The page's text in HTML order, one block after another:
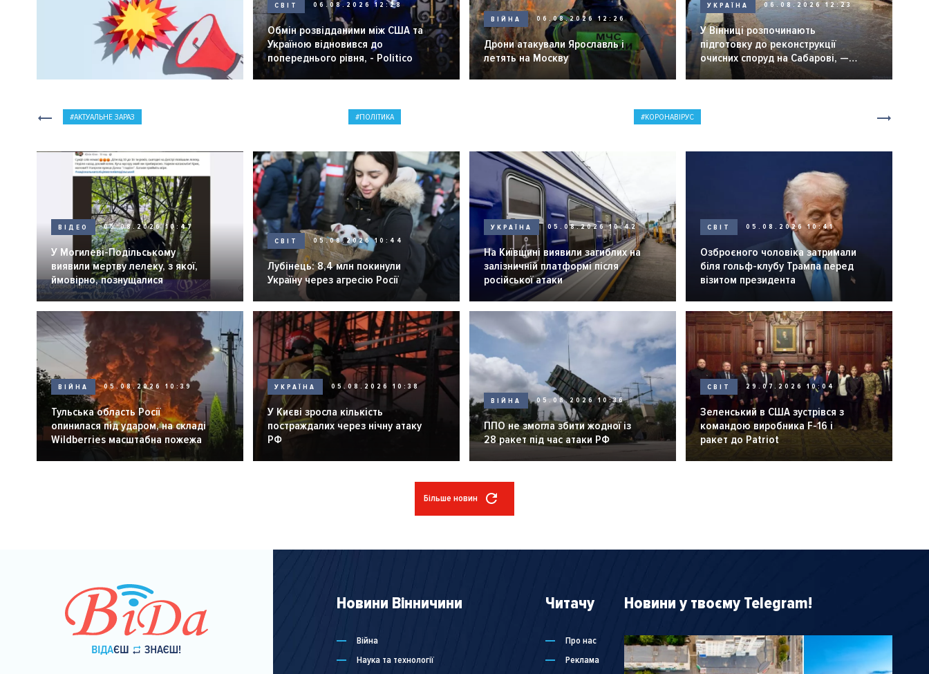
СВІТ 06.08.2026 12:28
Обмін розвідданими між США та
Україною відновився до
попереднього рівня, - Politico
ВІЙНА 06.08.2026 12:26
Дрони атакували Ярославль і
летять на Москву
УКРАЇНА 06.08.2026 12:23
У Вінниці розпочинають
підготовку до реконструкції
очисних споруд на Сабарові, —
мер Вінниці.
АКТУАЛЬНЕ ЗАРАЗ ПОЛІТИКА КОРОНАВІРУС
ВІДЕО 05.08.2026 10:47
У Могилеві-Подільському
виявили мертву лелеку, з якої,
ймовірно, познущалися
СВІТ 05.08.2026 10:44
Лубінець: 8,4 млн покинули
Україну через агресію Росії
УКРАЇНА 05.08.2026 10:42
На Київщині виявили загиблих на
залізничній платформі після
російської атаки
СВІТ 05.08.2026 10:41
Озброєного чоловіка затримали
біля гольф-клубу Трампа перед
візитом президента
ВІЙНА 05.08.2026 10:39
Тульська область Росії
опинилася під ударом, на складі
Wildberries масштабна пожежа
УКРАЇНА 05.08.2026 10:38
У Києві зросла кількість
постраждалих через нічну атаку
РФ
ВІЙНА 05.08.2026 10:36
ППО не змогла збити жодної із
28 ракет під час атаки РФ
СВІТ 29.07.2026 10:04
Зеленський в США зустрівся з
командою виробника F-16 і
ракет до Patriot
Більше новин
Новини Вінничини
Війна
Наука та технології
Читачу
Про нас
Реклама
Новини у твоєму Telegram!